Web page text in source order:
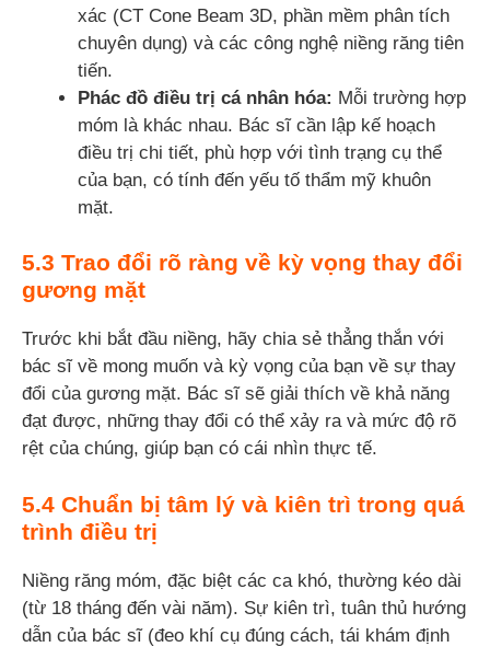
xác (CT Cone Beam 3D, phần mềm phân tích
chuyên dụng) và các công nghệ niềng răng tiên
tiến.
Phác đồ điều trị cá nhân hóa: Mỗi trường hợp
móm là khác nhau. Bác sĩ cần lập kế hoạch
điều trị chi tiết, phù hợp với tình trạng cụ thể
của bạn, có tính đến yếu tố thẩm mỹ khuôn
mặt.
5.3 Trao đổi rõ ràng về kỳ vọng thay đổi
gương mặt
Trước khi bắt đầu niềng, hãy chia sẻ thẳng thắn với
bác sĩ về mong muốn và kỳ vọng của bạn về sự thay
đổi của gương mặt. Bác sĩ sẽ giải thích về khả năng
đạt được, những thay đổi có thể xảy ra và mức độ rõ
rệt của chúng, giúp bạn có cái nhìn thực tế.
5.4 Chuẩn bị tâm lý và kiên trì trong quá
trình điều trị
Niềng răng móm, đặc biệt các ca khó, thường kéo dài
(từ 18 tháng đến vài năm). Sự kiên trì, tuân thủ hướng
dẫn của bác sĩ (đeo khí cụ đúng cách, tái khám định